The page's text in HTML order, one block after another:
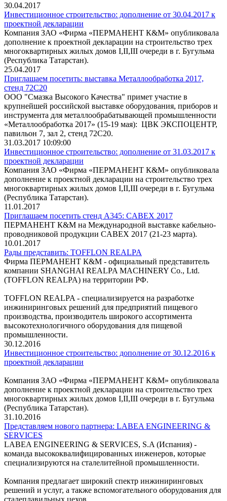
30.04.2017
Инвестиционное строительство: дополнение от 30.04.2017 к
проектной декларации
Компания ЗАО «Фирма «ПЕРМАНЕНТ К&М» опубликовала
дополнение к проектной декларации на строительство трех
многоквартирных жилых домов I,II,III очереди в г. Бугульма
(Республика Татарстан).
25.04.2017
Приглашаем посетить: выставка Металлообработка 2017,
стенд 72C20
ООО "Смазка Высокого Качества" примет участие в
крупнейшей российской выставке оборудования, приборов и
инструмента для металлообрабатывающей промышленности
«Металлообработка 2017» (15-19 мая): ЦВК ЭКСПОЦЕНТР,
павильон 7, зал 2, стенд 72C20.
31.03.2017 10:09:00
Инвестиционное строительство: дополнение от 31.03.2017 к
проектной декларации
Компания ЗАО «Фирма «ПЕРМАНЕНТ К&М» опубликовала
дополнение к проектной декларации на строительство трех
многоквартирных жилых домов I,II,III очереди в г. Бугульма
(Республика Татарстан).
11.01.2017
Приглашаем посетить стенд А345: CABEX 2017
ПЕРМАНЕНТ К&М на Международной выставке кабельно-
проводниковой продукции CABEX 2017 (21-23 марта).
10.01.2017
Рады представить: TOFFLON REALPA
Фирма ПЕРМАНЕНТ К&М - официальный представитель
компании SHANGHAI REALPA MACHINERY Co., Ltd.
(TOFFLON REALPA) на территории РФ.
TOFFLON REALPA - cпециализируется на разработке
инжиниринговых решений для предприятий пищевого
производства, производитель широкого ассортимента
высокотехнологичного оборудования для пищевой
промышленности.
30.12.2016
Инвестиционное строительство: дополнение от 30.12.2016 к
проектной декларации
Компания ЗАО «Фирма «ПЕРМАНЕНТ К&М» опубликовала
дополнение к проектной декларации на строительство трех
многоквартирных жилых домов I,II,III очереди в г. Бугульма
(Республика Татарстан).
31.10.2016
Представляем нового партнера: LABEA ENGINEERING &
SERVICES
LABEA ENGINEERING & SERVICES, S.A (Испания) -
команда высококвалифицированных инженеров, которые
специализируются на сталелитейной промышленности.
Компания предлагает широкий спектр инжиниринговых
решений и услуг, а также вспомогательного оборудования для
сталеплавильных цехов.